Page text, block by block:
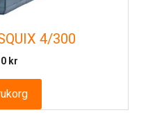
4/300
kr